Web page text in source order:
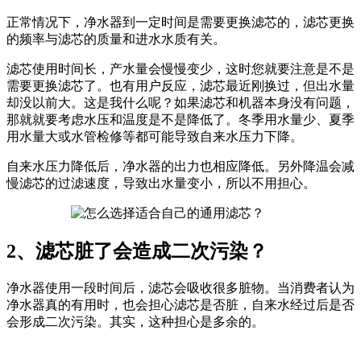
正常情况下，净水器到一定时间是需要更换滤芯的，滤芯更换
的频率与滤芯的质量和进水水质有关。
滤芯使用时间长，产水量会慢慢变少，这时您就要注意是不是
需要更换滤芯了。也有用户反应，滤芯最近刚换过，但出水量
却没以前大。这是我什么呢？如果滤芯和机器本身没有问题，
那就就要考虑水压和温度是不是降低了。冬季用水量少、夏季
用水量大或水管检修等都可能导致自来水压力下降。
自来水压力降低后，净水器的出力也相应降低。另外降温会减
慢滤芯的过滤速度，导致出水量变小，所以不用担心。
2、滤芯脏了会造成二次污染？
净水器使用一段时间后，滤芯会吸收很多脏物。当消费者认为
净水器真的有用时，也会担心滤芯是否脏，自来水经过后是否
会形成二次污染。其实，这种担心是多余的。